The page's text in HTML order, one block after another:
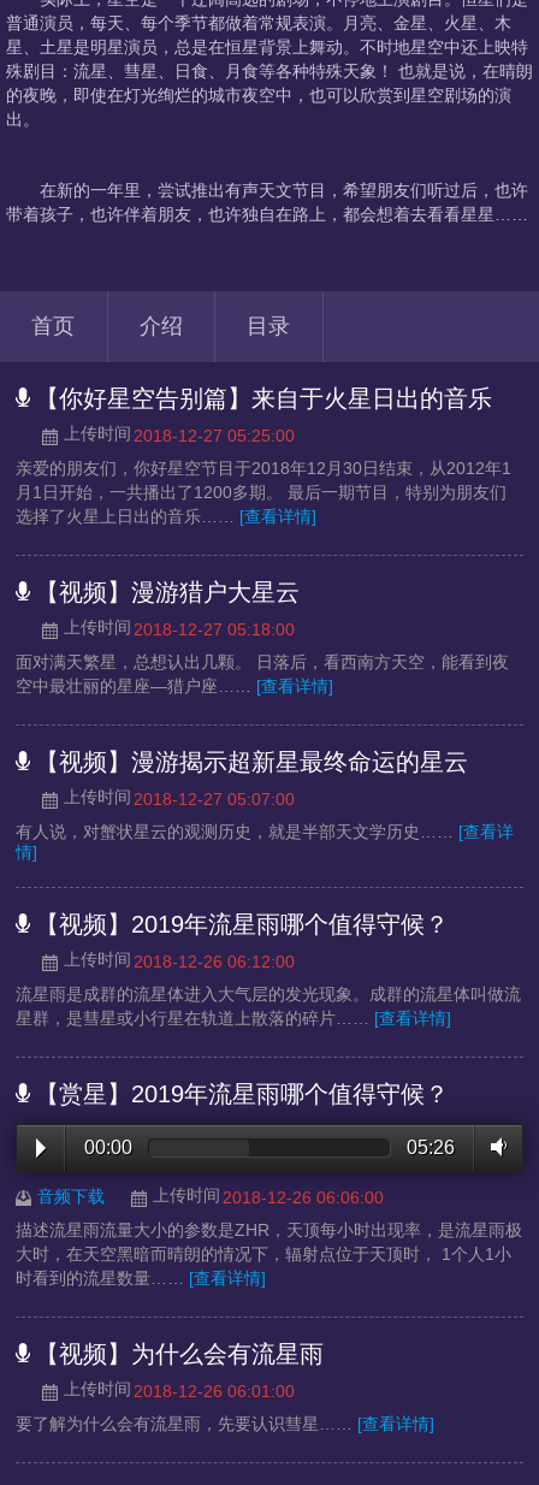
普通演员，每天、每个季节都做着常规表演。月亮、金星、火星、木
星、土星是明星演员，总是在恒星背景上舞动。不时地星空中还上映特
殊剧目：流星、彗星、日食、月食等各种特殊天象！ 也就是说，在晴朗
的夜晚，即使在灯光绚烂的城市夜空中，也可以欣赏到星空剧场的演
出。
在新的一年里，尝试推出有声天文节目，希望朋友们听过后，也许
带着孩子，也许伴着朋友，也许独自在路上，都会想着去看看星星……
首页 介绍 目录
【你好星空告别篇】来自于火星日出的音乐
上传时间 2018-12-27 05:25:00
亲爱的朋友们，你好星空节目于2018年12月30日结束，从2012年1
月1日开始，一共播出了1200多期。 最后一期节目，特别为朋友们
选择了火星上日出的音乐…… [查看详情]
【视频】漫游猎户大星云
上传时间 2018-12-27 05:18:00
面对满天繁星，总想认出几颗。 日落后，看西南方天空，能看到夜
空中最壮丽的星座—猎户座……
[查看详情]
【视频】漫游揭示超新星最终命运的星云
上传时间 2018-12-27 05:07:00
有人说，对蟹状星云的观测历史，就是半部天文学历史……
[查看详
情]
【视频】2019年流星雨哪个值得守候？
上传时间 2018-12-26 06:12:00
流星雨是成群的流星体进入大气层的发光现象。成群的流星体叫做流
星群，是彗星或小行星在轨道上散落的碎片……
[查看详情]
【赏星】2019年流星雨哪个值得守候？
00:00 05:26
音频下载 上传时间 2018-12-26 06:06:00
描述流星雨流量大小的参数是ZHR，天顶每小时出现率，是流星雨极
大时，在天空黑暗而晴朗的情况下，辐射点位于天顶时， 1个人1小
时看到的流星数量……
[查看详情]
【视频】为什么会有流星雨
上传时间 2018-12-26 06:01:00
要了解为什么会有流星雨，先要认识彗星……
[查看详情]